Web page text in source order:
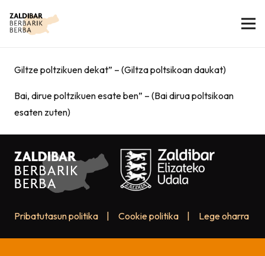
Giltze poltzikuen dekat” – (Giltza poltsikoan daukat)
Bai, dirue poltzikuen esate ben” – (Bai dirua poltsikoan
esaten zuten)
Pribatutasun politika Cookie politika Lege oharra